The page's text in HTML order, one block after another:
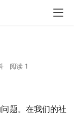
阅读 1
题。在我们的社